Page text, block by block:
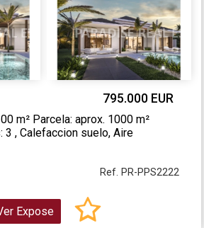
795.000 EUR
m² Parcela: aprox. 1000 m²
3 , Calefaccion suelo, Aire
Ref. PR-PPS2222
Expose